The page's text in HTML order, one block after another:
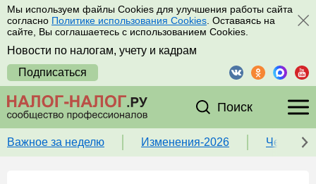
Мы используем файлы Cookies для улучшения работы сайта
согласно Политике использования Cookies . Оставаясь на
сайте, Вы соглашаетесь с использованием Cookies.
Новости по налогам, учету и кадрам
Подписаться
Поиск
Важное за неделю Изменения-2026 Чек-